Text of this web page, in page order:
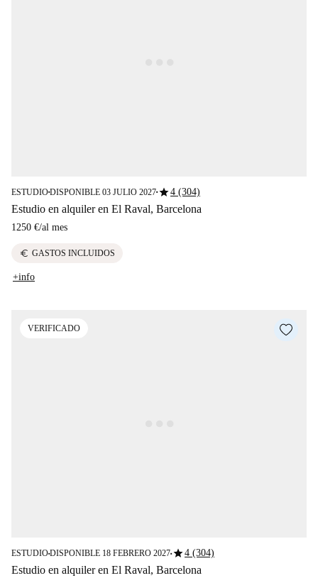
ESTUDIO■DISPONIBLE 03 JULIO 2027■star4 (304)
Estudio en alquiler en El Raval, Barcelona
1250 €/al mes
euro GASTOS INCLUIDOS
+info
VERIFICADO
ESTUDIO■DISPONIBLE 18 FEBRERO 2027■star4 (304)
Estudio en alquiler en El Raval, Barcelona